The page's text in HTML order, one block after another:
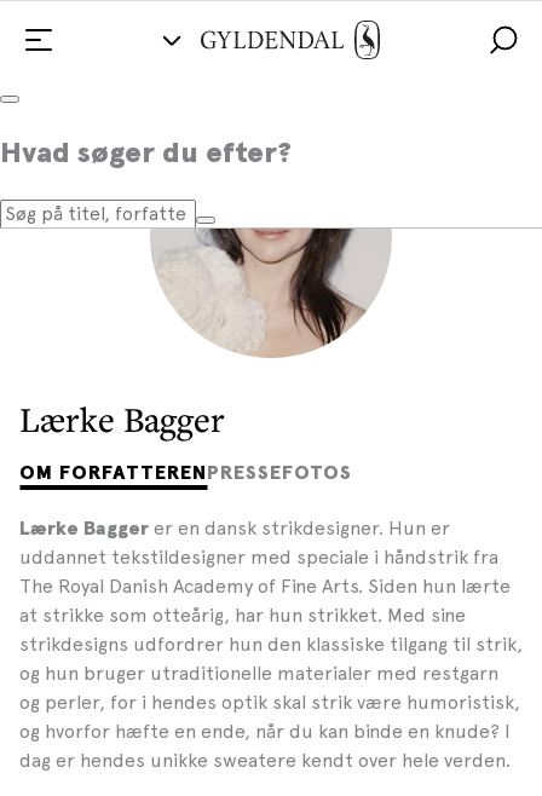
Hvad søger du efter?
Lærke Bagger
OM FORFATTERENPRESSEFOTOS
Lærke Bagger er en dansk strikdesigner. Hun er
uddannet tekstildesigner med speciale i håndstrik fra
The Royal Danish Academy of Fine Arts. Siden hun lærte
at strikke som otteårig, har hun strikket. Med sine
strikdesigns udfordrer hun den klassiske tilgang til strik,
og hun bruger utraditionelle materialer med restgarn
og perler, for i hendes optik skal strik være humoristisk,
og hvorfor hæfte en ende, når du kan binde en knude? I
dag er hendes unikke sweatere kendt over hele verden.